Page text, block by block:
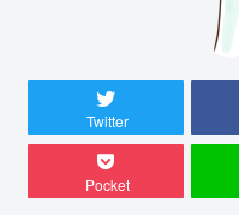
Twitter
Pocket